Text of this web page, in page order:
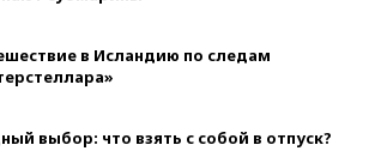
в Исландию по следам
выбор: что взять с собой в отпуск?